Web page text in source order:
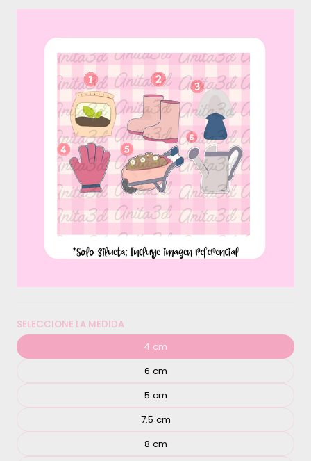
SELECCIONE LA MEDIDA
4 cm
6 cm
5 cm
7.5 cm
8 cm